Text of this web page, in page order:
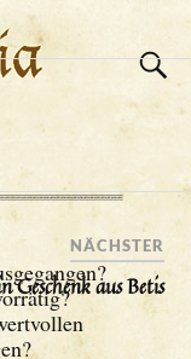
NÄCHSTER
Geschenk aus Betis